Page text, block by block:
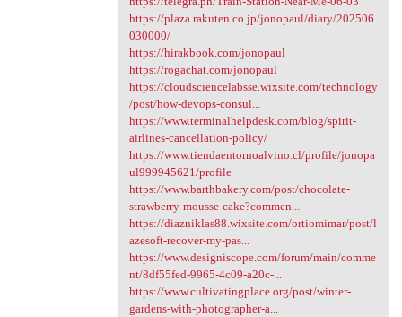
https://plaza.rakuten.co.jp/jonopaul/diary/202506
030000/
https://hirakbook.com/jonopaul
https://rogachat.com/jonopaul
https://cloudsciencelabsse.wixsite.com/technology
/post/how-devops-consul...
https://www.terminalhelpdesk.com/blog/spirit-
airlines-cancellation-policy/
https://www.tiendaentornoalvino.cl/profile/jonopa
ul999945621/profile
https://www.barthbakery.com/post/chocolate-
strawberry-mousse-cake?commen...
https://diazniklas88.wixsite.com/ortiomimar/post/l
azesoft-recover-my-pas...
https://www.designiscope.com/forum/main/comme
nt/8df55fed-9965-4c09-a20c-...
https://www.cultivatingplace.org/post/winter-
gardens-with-photographer-a...